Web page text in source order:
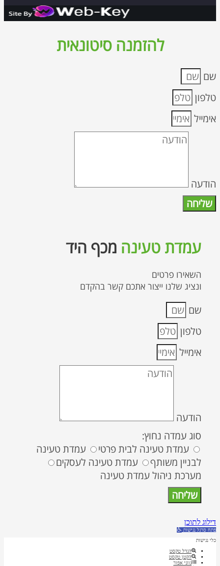
להזמנה סיטונאית
שם
טלפון
אימייל
הודעה
שליחה
עמדת טעינה מכף היד
השאירו פרטים
ונציג שלנו ייצור אתכם קשר בהקדם
שם
טלפון
אימייל
הודעה
סוג עמדה נחוץ:
עמדת טעינה לבית פרטי
עמדת טעינה
לבניין משותף
עמדת טעינה לעסקים
מערכת ניהול עמדת טעינה
שליחה
דילוג לתוכן
פתח סרגל נגישות
כלי נגישות
הגדל טקסט
הקטן טקסט
גווני אפור